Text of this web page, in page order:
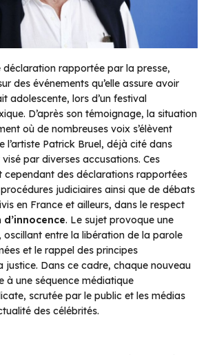
déclaration rapportée par la presse,
des événements qu’elle assure avoir
adolescente, lors d’un festival
D’après son témoignage, la situation
où de nombreuses voix s’élèvent
l’artiste Patrick Bruel, déjà cité dans
par diverses accusations. Ces
cependant des déclarations rapportées
judiciaires ainsi que de débats
en France et ailleurs, dans le respect
. Le sujet provoque une
entre la libération de la parole
et le rappel des principes
justice. Dans ce cadre, chaque nouveau
à une séquence médiatique
scrutée par le public et les médias
des célébrités.